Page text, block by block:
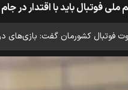
ملی فوتبال باید با اقتدار در
فوتبال کشورمان گفت: بازی‌های